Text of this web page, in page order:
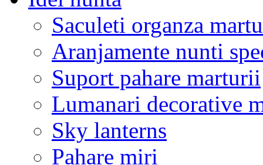
Saculeti organza
Aranjamente nunti
Suport pahare marturii
Lumanari decorative
Sky lanterns
Pahare miri